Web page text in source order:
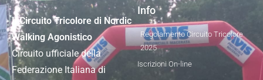
Il Circuito Tricolore di Nordic
Walking Agonistico
Circuito ufficiale della
Federazione Italiana di
Info
Regolamento Circuito Tricolore
2025
Iscrizioni On-line